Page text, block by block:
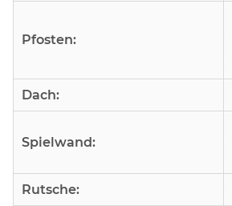
Pfosten:
Dach:
Spielwand:
Rutsche: